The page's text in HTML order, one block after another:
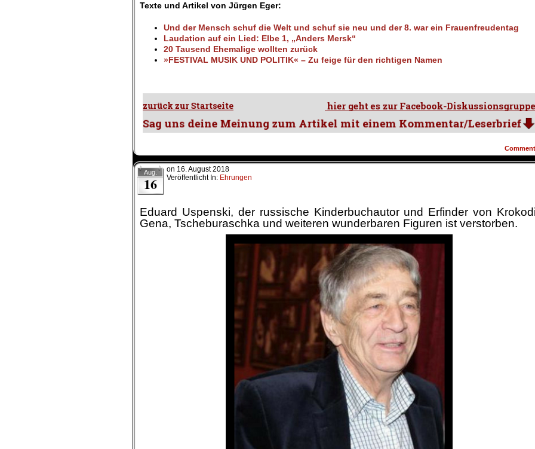
Texte und Artikel von Jürgen Eger:
Und der Mensch schuf die Welt und schuf sie neu und der 8. war ein Frauenfreudentag
Laudation auf ein Lied: Elbe 1, „Anders Mersk“
20 Tausend Ehemalige wollten zurück
»FESTIVAL MUSIK UND POLITIK« – Zu feige für den richtigen Namen
Aug.
16
on 16. August 2018
Veröffentlicht In: Ehrungen
Eduard Uspenski, der russische Kinderbuchautor und Erfinder von
Gena, Tscheburaschka und weiteren wunderbaren Figuren ist verstorben.